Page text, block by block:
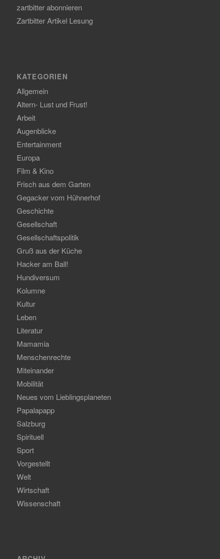
zartbitter abonnieren
Zartbitter Artikel Lesung
KATEGORIEN
Allgemein
Altern- Lust und Frust!
Arbeit
Augenblicke
Entertainment
Europa
Film & Kino
Frisch aus dem Garten
Gegacker vom Hühnerhof
Geschichte
Gesellschaft
Gesellschaftspolitik
Gruß aus der Küche
Hacker am Ball!
Hundiversum
Kolumne
Kultur
Leben
Literatur
Mamamia
Menschenrechte
Miteinander
Mobilität
Neues vom Lieblingsplaneten
Papalapapp
Salzburg
Spirituell
Sport
Vorgestellt
Welt
Wirtschaft
Wissenschaft